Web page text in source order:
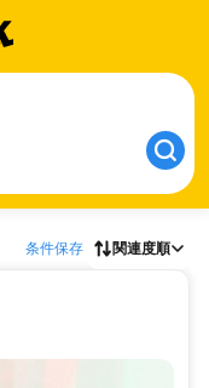
条件保存 関連度順